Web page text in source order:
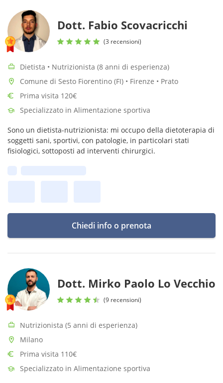
Dott. Fabio Scovacricchi
(3 recensioni)
Dietista • Nutrizionista (8 anni di esperienza)
Comune di Sesto Fiorentino (FI) • Firenze • Prato
Prima visita 120€
Specializzato in Alimentazione sportiva
Sono un dietista-nutrizionista: mi occupo della dietoterapia di
soggetti sani, sportivi, con patologie, in particolari stati
fisiologici, sottoposti ad interventi chirurgici.
Chiedi info o prenota
Dott. Mirko Paolo Lo Vecchio
(9 recensioni)
Nutrizionista (5 anni di esperienza)
Milano
Prima visita 110€
Specializzato in Alimentazione sportiva